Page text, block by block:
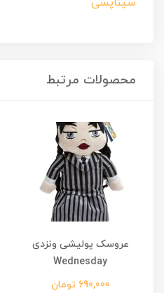
محصولات مرتبط
عروسک پولیشی ونزدی
Wednesday
690,000 تومان